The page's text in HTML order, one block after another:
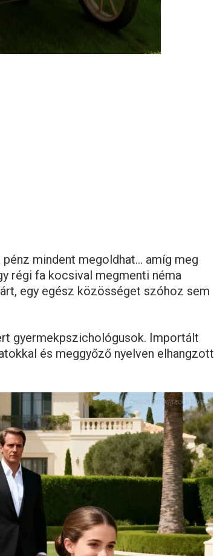
mindent megoldhat… amíg meg
régi fa kocsival megmenti néma
egy egész közösséget szóhoz sem
gyermekpszichológusok. Importált
és meggyőző nyelven elhangzott